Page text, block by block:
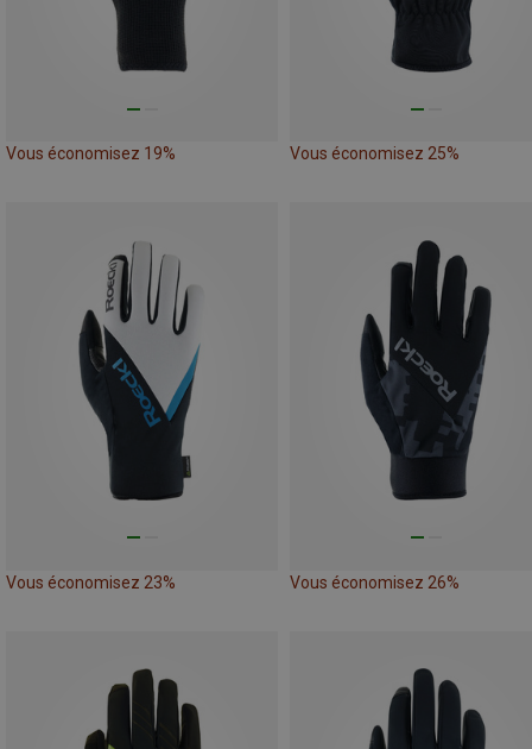
Vous économisez 19% Vous économisez 25%
Vous économisez 23% Vous économisez 26%